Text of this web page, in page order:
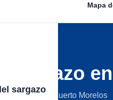
Mapa
sargazo
Sargazo
playas de Puerto Morelos